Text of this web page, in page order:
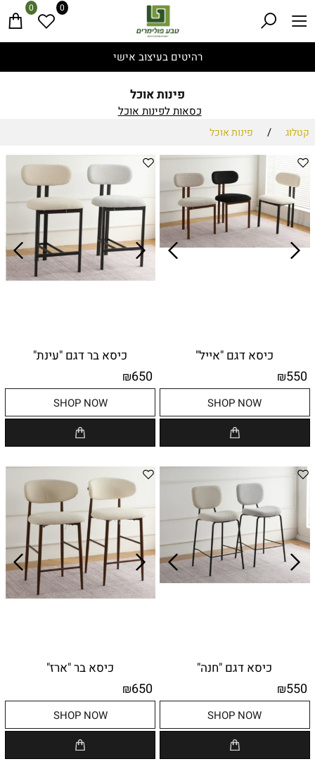
רהיטים בעיצוב אישי
0 0
פינות אוכל
כסאות לפינות אוכל
קטלוג / פינות אוכל
כיסא דגם "אייל"
₪550
SHOP NOW
כיסא בר דגם "עינת"
₪650
SHOP NOW
כיסא דגם "חנה"
₪550
SHOP NOW
כיסא בר "ארז"
₪650
SHOP NOW